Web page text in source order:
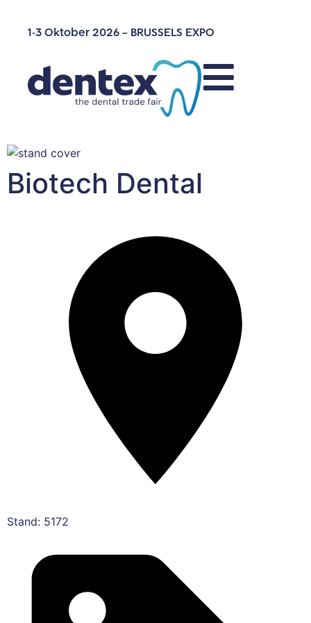
1-3 Oktober 2026 – BRUSSELS EXPO
Biotech Dental
Stand: 5172